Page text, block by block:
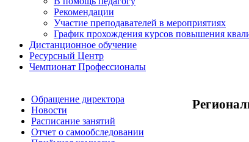
Рекомендации
Участие преподавателей в мероприятиях
График прохождения курсов повышения
Дистанционное обучение
Ресурсный Центр
Чемпионат Профессионалы
Обращение директора
Новости
Расписание занятий
Отчет о самообследовании